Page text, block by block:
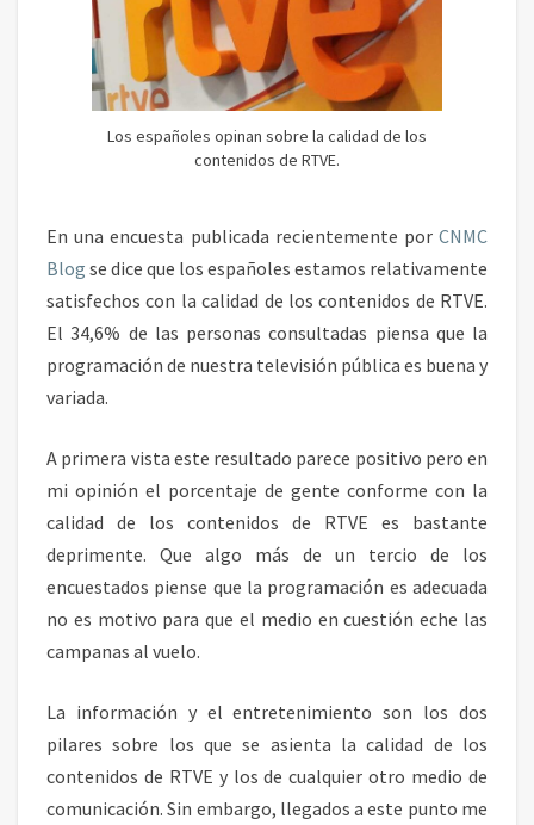
C
O
N
T
E
N
O
S
E
R
T
L
D
E
S
U
B
R
O
Los españoles opinan sobre la calidad de los
contenidos de RTVE.
En una encuesta publicada recientemente por CNMC
Blog se dice que los españoles estamos relativamente
satisfechos con la calidad de los contenidos de RTVE.
El 34,6% de las personas consultadas piensa que la
programación de nuestra televisión pública es buena y
variada.
A primera vista este resultado parece positivo pero en
mi opinión el porcentaje de gente conforme con la
calidad de los contenidos de RTVE es bastante
deprimente. Que algo más de un tercio de los
encuestados piense que la programación es adecuada
no es motivo para que el medio en cuestión eche las
campanas al vuelo.
La información y el entretenimiento son los dos
pilares sobre los que se asienta la calidad de los
contenidos de RTVE y los de cualquier otro medio de
comunicación. Sin embargo, llegados a este punto me